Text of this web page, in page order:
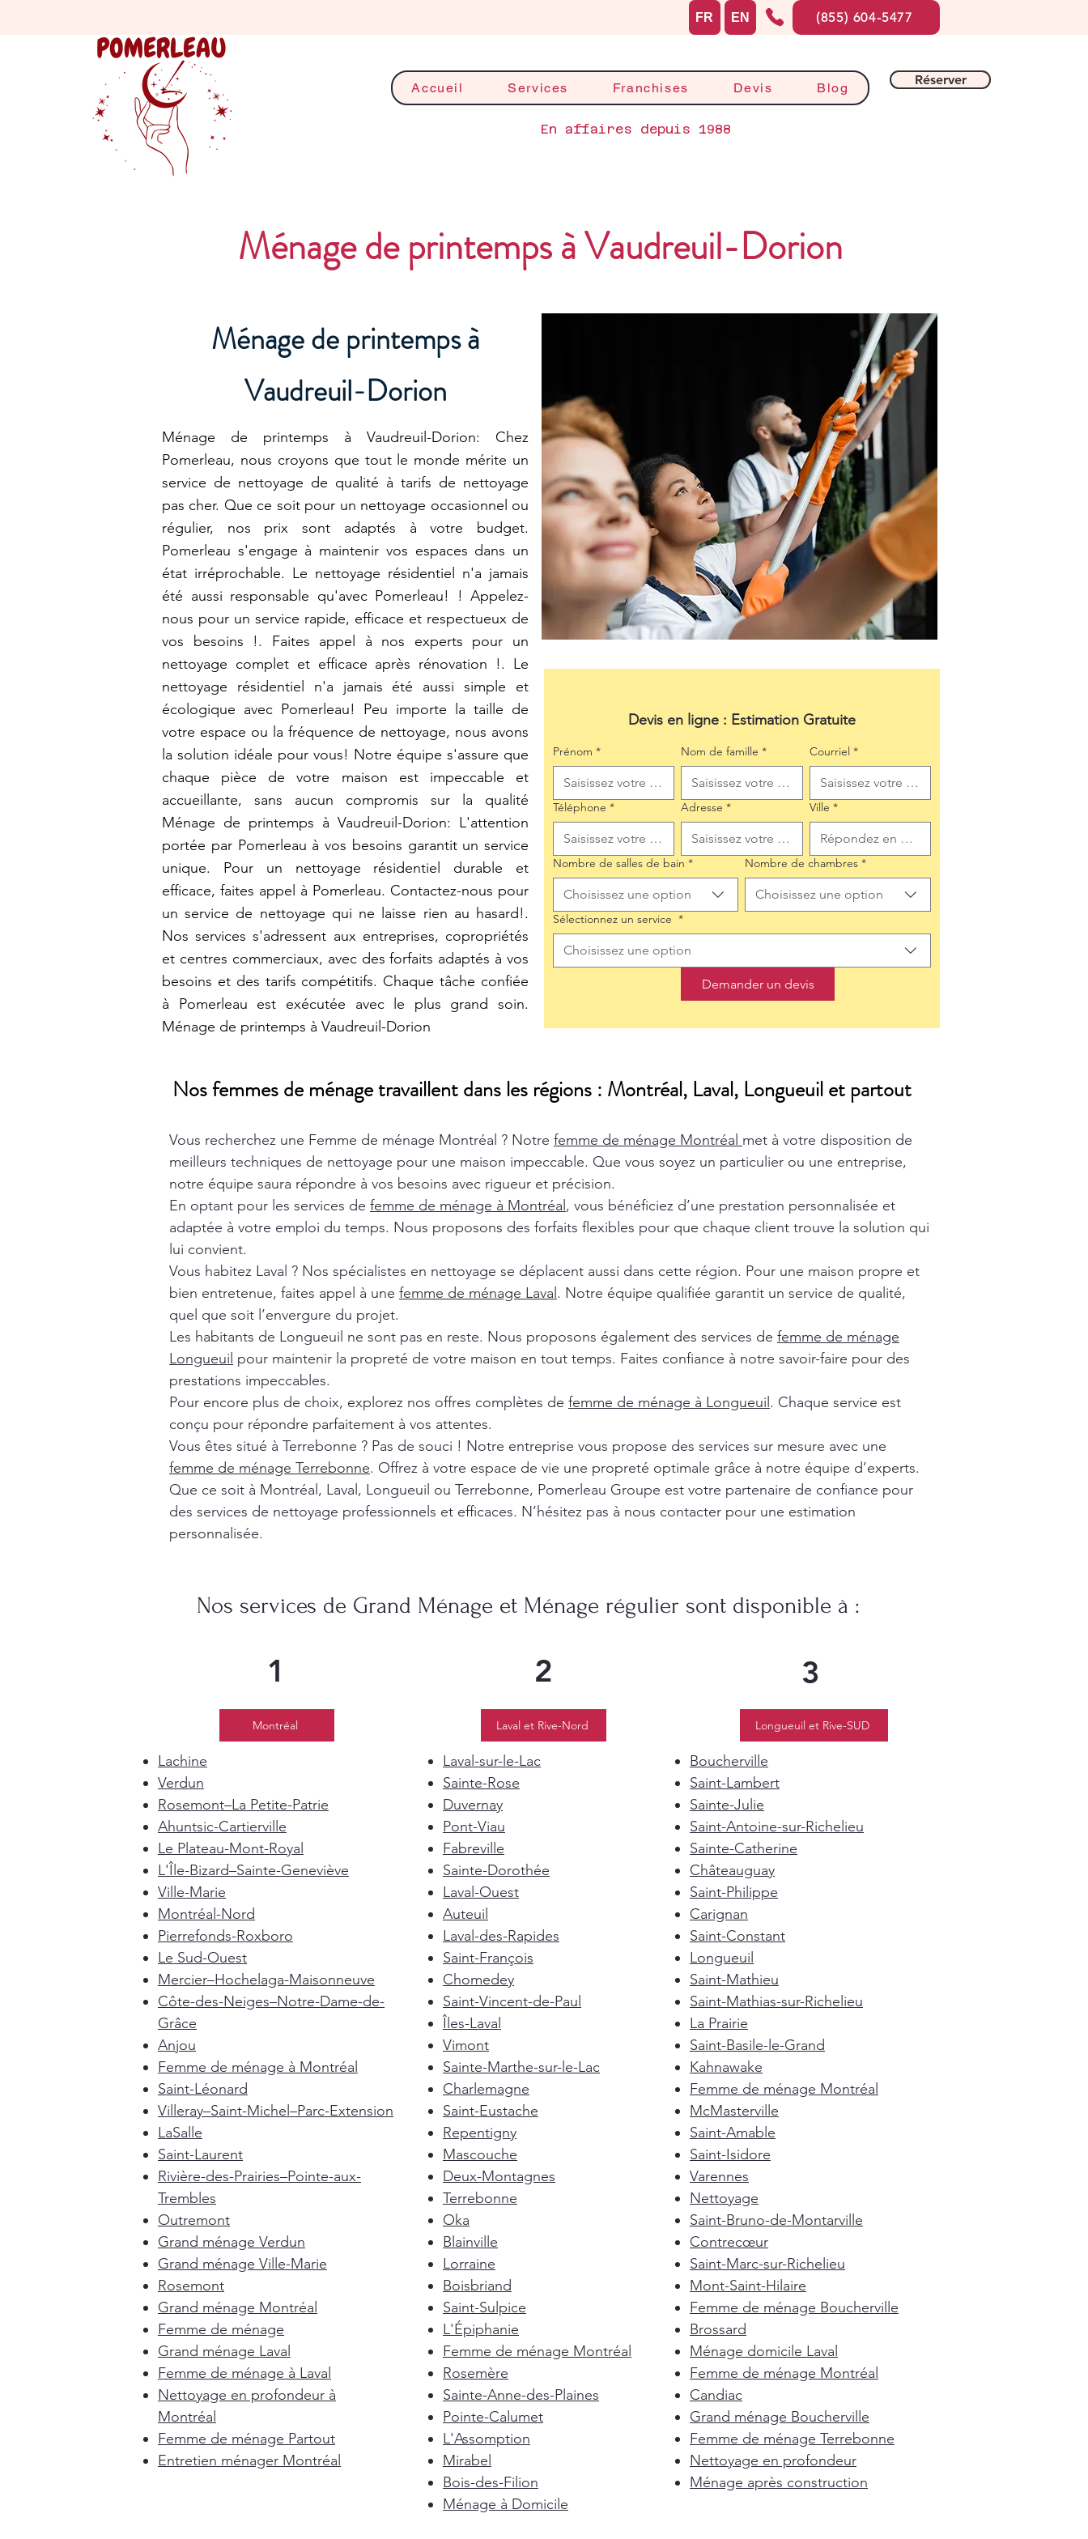
Accueil Services Franchises Devis Blog
Réserver
En affaires depuis 1988
FR EN (855) 604-5477
Ménage de printemps à Vaudreuil-Dorion
Ménage de printemps à
Vaudreuil-Dorion
Ménage de printemps à Vaudreuil-Dorion: Chez
Pomerleau, nous croyons que tout le monde mérite un
service de nettoyage de qualité à tarifs de nettoyage
pas cher. Que ce soit pour un nettoyage occasionnel ou
régulier, nos prix sont adaptés à votre budget.
Pomerleau s'engage à maintenir vos espaces dans un
état irréprochable. Le nettoyage résidentiel n'a jamais
été aussi responsable qu'avec Pomerleau! ! Appelez-
nous pour un service rapide, efficace et respectueux de
vos besoins !. Faites appel à nos experts pour un
nettoyage complet et efficace après rénovation !. Le
nettoyage résidentiel n'a jamais été aussi simple et
écologique avec Pomerleau! Peu importe la taille de
votre espace ou la fréquence de nettoyage, nous avons
la solution idéale pour vous! Notre équipe s'assure que
chaque pièce de votre maison est impeccable et
accueillante, sans aucun compromis sur la qualité
Ménage de printemps à Vaudreuil-Dorion: L'attention
portée par Pomerleau à vos besoins garantit un service
unique. Pour un nettoyage résidentiel durable et
efficace, faites appel à Pomerleau. Contactez-nous pour
un service de nettoyage qui ne laisse rien au hasard!.
Nos services s'adressent aux entreprises, copropriétés
et centres commerciaux, avec des forfaits adaptés à vos
besoins et des tarifs compétitifs. Chaque tâche confiée
à Pomerleau est exécutée avec le plus grand soin.
Ménage de printemps à Vaudreuil-Dorion
Devis en ligne : Estimation Gratuite
Prénom * Nom de famille * Courriel *
Téléphone * Adresse * Ville *
Nombre de salles de bain *
Choisissez une option
Nombre de chambres *
Choisissez une option
Sélectionnez un service *
Choisissez une option
Demander un devis
Nos femmes de ménage travaillent dans les régions : Montréal, Laval, Longueuil et partout
Vous recherchez une Femme de ménage Montréal ? Notre femme de ménage Montréal met à votre disposition de
meilleurs techniques de nettoyage pour une maison impeccable. Que vous soyez un particulier ou une entreprise,
notre équipe saura répondre à vos besoins avec rigueur et précision.
En optant pour les services de femme de ménage à Montréal , vous bénéficiez d’une prestation personnalisée et
adaptée à votre emploi du temps. Nous proposons des forfaits flexibles pour que chaque client trouve la solution qui
lui convient.
Vous habitez Laval ? Nos spécialistes en nettoyage se déplacent aussi dans cette région. Pour une maison propre et
bien entretenue, faites appel à une femme de ménage Laval . Notre équipe qualifiée garantit un service de qualité,
quel que soit l’envergure du projet.
Les habitants de Longueuil ne sont pas en reste. Nous proposons également des services de femme de ménage
Longueuil pour maintenir la propreté de votre maison en tout temps. Faites confiance à notre savoir-faire pour des
prestations impeccables.
Pour encore plus de choix, explorez nos offres complètes de femme de ménage à Longueuil . Chaque service est
conçu pour répondre parfaitement à vos attentes.
Vous êtes situé à Terrebonne ? Pas de souci ! Notre entreprise vous propose des services sur mesure avec une
femme de ménage Terrebonne. Offrez à votre espace de vie une propreté optimale grâce à notre équipe d’experts.
Que ce soit à Montréal, Laval, Longueuil ou Terrebonne, Pomerleau Groupe est votre partenaire de confiance pour
des services de nettoyage professionnels et efficaces. N’hésitez pas à nous contacter pour une estimation
personnalisée.
Nos services de Grand Ménage et Ménage régulier sont disponible à :
1
Montréal
Lachine
Verdun
Rosemont–La Petite-Patrie
Ahuntsic-Cartierville
Le Plateau-Mont-Royal
L'Île-Bizard–Sainte-Geneviève
Ville-Marie
Montréal-Nord
Pierrefonds-Roxboro
Le Sud-Ouest
Mercier–Hochelaga-Maisonneuve
Côte-des-Neiges–Notre-Dame-de-
Grâce
Anjou
Femme de ménage à Montréal
Saint-Léonard
Villeray–Saint-Michel–Parc-Extension
LaSalle
Saint-Laurent
Rivière-des-Prairies–Pointe-aux-
Trembles
Outremont
Grand ménage Verdun
Grand ménage Ville-Marie
Rosemont
Grand ménage Montréal
Femme de ménage
Grand ménage Laval
Femme de ménage à Laval
Nettoyage en profondeur à
Montréal
Femme de ménage Partout
Entretien ménager Montréal
2
Laval et Rive-Nord
Laval-sur-le-Lac
Sainte-Rose
Duvernay
Pont-Viau
Fabreville
Sainte-Dorothée
Laval-Ouest
Auteuil
Laval-des-Rapides
Saint-François
Chomedey
Saint-Vincent-de-Paul
Îles-Laval
Vimont
Sainte-Marthe-sur-le-Lac
Charlemagne
Saint-Eustache
Repentigny
Mascouche
Deux-Montagnes
Terrebonne
Oka
Blainville
Lorraine
Boisbriand
Saint-Sulpice
L'Épiphanie
Femme de ménage Montréal
Rosemère
Sainte-Anne-des-Plaines
Pointe-Calumet
L'Assomption
Mirabel
Bois-des-Filion
Ménage à Domicile
3
Longueuil et Rive-SUD
Boucherville
Saint-Lambert
Sainte-Julie
Saint-Antoine-sur-Richelieu
Sainte-Catherine
Châteauguay
Saint-Philippe
Carignan
Saint-Constant
Longueuil
Saint-Mathieu
Saint-Mathias-sur-Richelieu
La Prairie
Saint-Basile-le-Grand
Kahnawake
Femme de ménage Montréal
McMasterville
Saint-Amable
Saint-Isidore
Varennes
Nettoyage
Saint-Bruno-de-Montarville
Contrecœur
Saint-Marc-sur-Richelieu
Mont-Saint-Hilaire
Femme de ménage Boucherville
Brossard
Ménage domicile Laval
Femme de ménage Montréal
Candiac
Grand ménage Boucherville
Femme de ménage Terrebonne
Nettoyage en profondeur
Ménage après construction